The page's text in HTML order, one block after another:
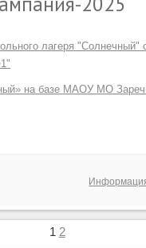
лагеря
на базе МАОУ МО
1 2